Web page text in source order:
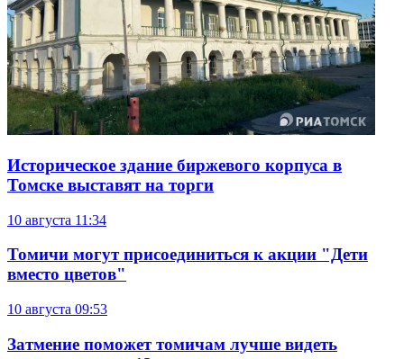
Историческое здание биржевого корпуса в
Томске выставят на торги
10 августа 11:34
Томичи могут присоединиться к акции "Дети
вместо цветов"
10 августа 09:53
Затмение поможет томичам лучше видеть